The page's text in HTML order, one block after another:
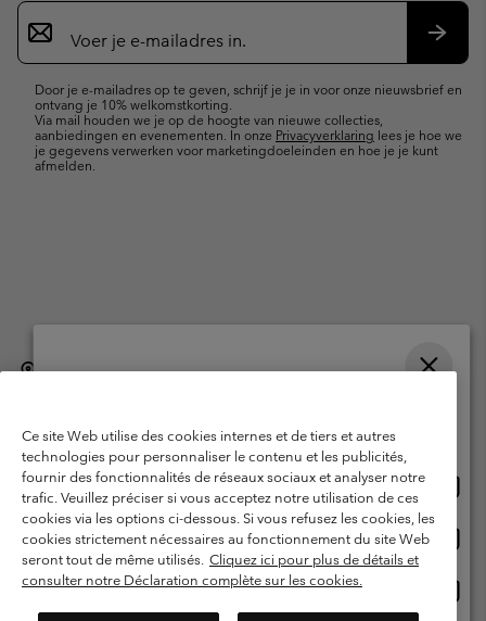
Aanmelden
voor
e-
Door je e-mailadres op te geven, schrijf je je in voor onze nieuwsbrief en
ontvang je 10% welkomstkorting.
Via mail houden we je op de hoogte van nieuwe collecties,
aanbiedingen en evenementen. In onze Privacyverklaring lees je hoe we
je gegevens verwerken voor marketingdoeleinden en hoe je je kunt
afmelden.
België (Nederlands) | English ›| français ›
Gebruiksvoorwaarden
Verkoopvoorwaarden
Garantie
Privacybeleid
Gebruiksvoorwaarden voor lidmaatschap
Voorwaarden voor door gebruikers gegenereerde inhoud
Impressum
Cookies
Ce site Web utilise des cookies internes et de tiers et autres
technologies pour personnaliser le contenu et les publicités,
fournir des fonctionnalités de réseaux sociaux et analyser notre
trafic. Veuillez préciser si vous acceptez notre utilisation de ces
cookies via les options ci-dessous. Si vous refusez les cookies, les
cookies strictement nécessaires au fonctionnement du site Web
seront tout de même utilisés. Cliquez ici pour plus de détails et
consulter notre Déclaration complète sur les cookies.
Online shoppen beschikbaar
United States
Belgium-English
Belgium-Français